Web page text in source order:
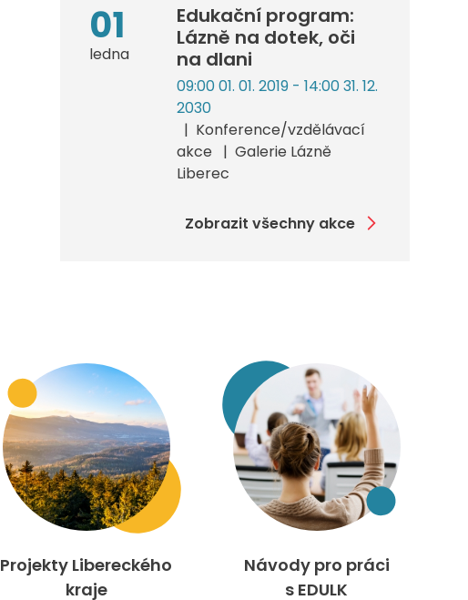
01
ledna
Edukační program:
Lázně na dotek, oči
na dlani
09:00 01. 01. 2019 - 14:00 31. 12.
2030
Konference/vzdělávací
akce
Galerie Lázně
Liberec
Zobrazit všechny akce
Projekty Libereckého
kraje
Návody pro práci
s EDULK